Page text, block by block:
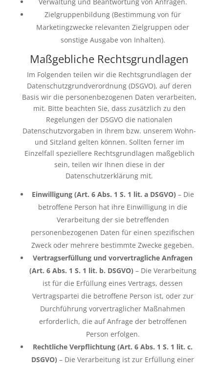
Zielgruppenbildung (Bestimmung von für
Marketingzwecke relevanten Zielgruppen oder
sonstige Ausgabe von Inhalten).
Maßgebliche Rechtsgrundlagen
Im Folgenden teilen wir die Rechtsgrundlagen der
Datenschutzgrundverordnung (DSGVO), auf deren
Basis wir die personenbezogenen Daten verarbeiten,
mit. Bitte beachten Sie, dass zusätzlich zu den
Regelungen der DSGVO die nationalen
Datenschutzvorgaben in Ihrem bzw. unserem Wohn-
und Sitzland gelten können. Sollten ferner im
Einzelfall speziellere Rechtsgrundlagen maßgeblich
sein, teilen wir Ihnen diese in der
Datenschutzerklärung mit.
Einwilligung (Art. 6 Abs. 1 S. 1 lit. a DSGVO) – Die
betroffene Person hat ihre Einwilligung in die
Verarbeitung der sie betreffenden
personenbezogenen Daten für einen spezifischen
Zweck oder mehrere bestimmte Zwecke gegeben.
Vertragserfüllung und vorvertragliche Anfragen
(Art. 6 Abs. 1 S. 1 lit. b. DSGVO) – Die Verarbeitung
ist für die Erfüllung eines Vertrags, dessen
Vertragspartei die betroffene Person ist, oder zur
Durchführung vorvertraglicher Maßnahmen
erforderlich, die auf Anfrage der betroffenen
Person erfolgen.
Rechtliche Verpflichtung (Art. 6 Abs. 1 S. 1 lit. c.
DSGVO) – Die Verarbeitung ist zur Erfüllung einer